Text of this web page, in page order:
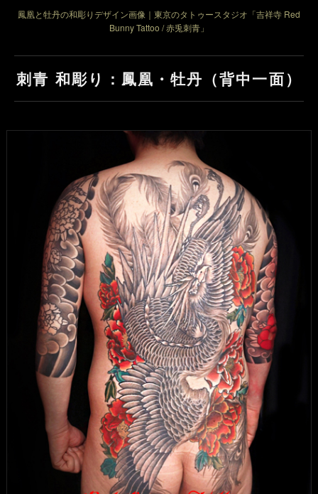
鳳凰と牡丹の和彫りデザイン画像｜東京のタトゥースタジオ「吉祥寺 Red
Bunny Tattoo / 赤兎刺青」
刺青 和彫り：鳳凰・牡丹（背中一面）